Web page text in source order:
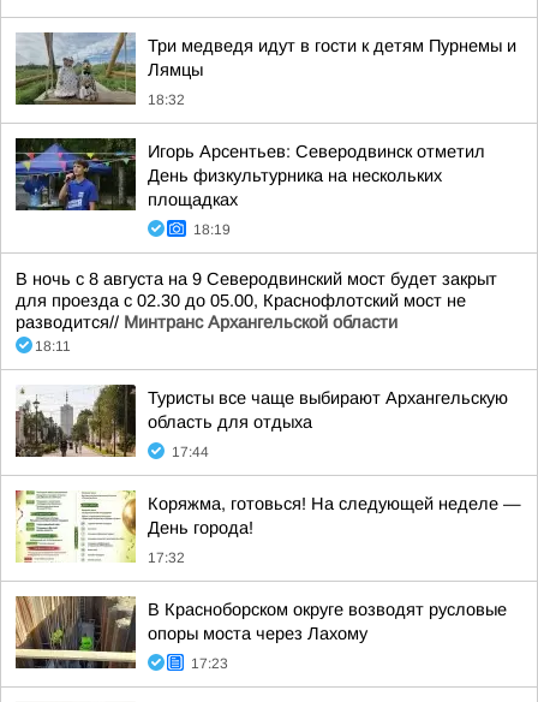
Три медведя идут в гости к детям Пурнемы и
Лямцы
18:32
Игорь Арсентьев: Северодвинск отметил
День физкультурника на нескольких
площадках
18:19
В ночь с 8 августа на 9 Северодвинский мост будет закрыт
для проезда с 02.30 до 05.00, Краснофлотский мост не
разводится// Минтранс Архангельской области
18:11
Туристы все чаще выбирают Архангельскую
область для отдыха
17:44
Коряжма, готовься! На следующей неделе —
День города!
17:32
В Красноборском округе возводят русловые
опоры моста через Лахому
17:23